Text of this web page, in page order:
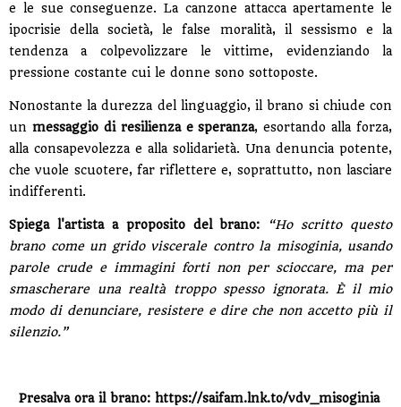
e le sue conseguenze. La canzone attacca apertamente le
ipocrisie della società, le false moralità, il sessismo e la
tendenza a colpevolizzare le vittime, evidenziando la
pressione costante cui le donne sono sottoposte.
Nonostante la durezza del linguaggio, il brano si chiude con
un messaggio di resilienza e speranza, esortando alla forza,
alla consapevolezza e alla solidarietà. Una denuncia potente,
che vuole scuotere, far riflettere e, soprattutto, non lasciare
indifferenti.
Spiega l'artista a proposito del brano:
“Ho scritto questo
brano come un grido viscerale contro la misoginia, usando
parole crude e immagini forti non per scioccare, ma per
smascherare una realtà troppo spesso ignorata. È il mio
modo di denunciare, resistere e dire che non accetto più il
silenzio.”
Presalva ora il brano: https://saifam.lnk.to/vdv_misoginia